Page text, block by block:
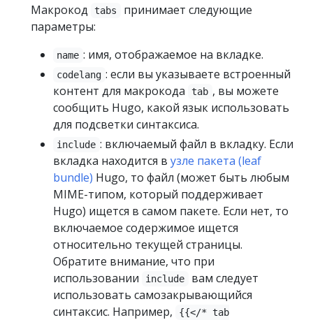
Макрокод
tabs
принимает следующие
параметры:
name : имя, отображаемое на вкладке.
codelang : если вы указываете встроенный
контент для макрокода
tab , вы можете
сообщить Hugo, какой язык использовать
для подсветки синтаксиса.
include : включаемый файл в вкладку. Если
вкладка находится в узле пакета (leaf
bundle) Hugo, то файл (может быть любым
MIME-типом, который поддерживает
Hugo) ищется в самом пакете. Если нет, то
включаемое содержимое ищется
относительно текущей страницы.
Обратите внимание, что при
использовании
include
вам следует
использовать самозакрывающийся
синтаксис. Например,
{{</* tab